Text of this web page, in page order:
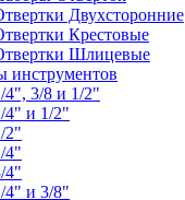
Двухсторонние
Крестовые
Шлицевые
инструментов
4", 3/8 и 1/2"
4" и 1/2"
2"
4"
4"
4" и 3/8"